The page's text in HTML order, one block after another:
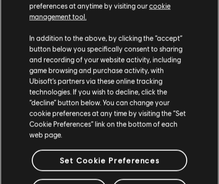
Parece que você está no paísUnited States
Visite nossa Store local para fazer sua compra.
Fique na Store atual
Mudar para a loja do país Portugal
preferences at anytime by visiting ourcookie
management tool.
In addition to the above, by clicking the “accept”
button below you specifically consent to sharing
and recording of your website activity, including
game browsing and purchase activity, with
Ubisoft’s partners via these online tracking
technologies. If you wish to decline, click the
“decline” button below. You can change your
cookie preferences at any time by visiting the “Set
Cookie Preferences” link on the bottom of each
web page.
Set Cookie Preferences